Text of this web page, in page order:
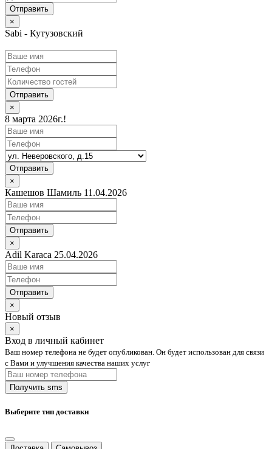
×
Sabi - Кутузовский
Отправить
×
8 марта 2026г.!
Отправить
×
Кашешов Шамиль 11.04.2026
Отправить
×
Adil Karaca 25.04.2026
Отправить
×
Новый отзыв
×
Вход в личный кабинет
Ваш номер телефона не будет опубликован. Он будет использован для связи
с Вами и улучшения качества наших услуг
Выберите тип доставки